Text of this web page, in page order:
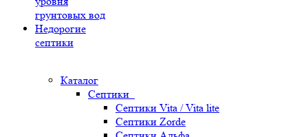
грунтовых вод
Недорогие
септики
Каталог
Септики
Септики Vita / Vita lite
Септики Zorde